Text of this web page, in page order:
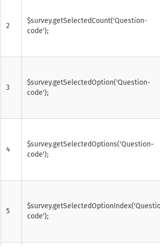
2
$survey.getSelectedCount('Question-
code');
3
$survey.getSelectedOption('Question-
code');
4
$survey.getSelectedOptions('Question-
code');
5
code');